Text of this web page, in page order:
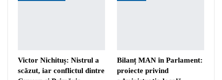
Victor Nichituș: Nistrul a
scăzut, iar conflictul dintre
Bilanț MAN în Parlament:
proiecte privind